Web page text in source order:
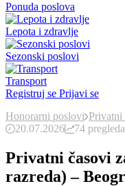
Ponuda poslova
Lepota i zdravlje
Sezonski poslovi
Transport
Registruj se Prijavi se
Honorarni poslovi Privatni
20.07.2026
74 pregleda
Privatni časovi
razreda) –